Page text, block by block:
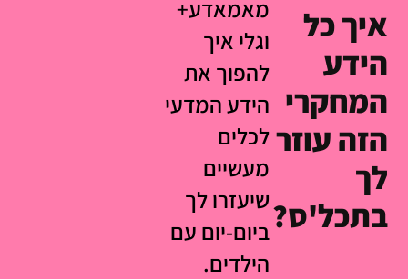
איך כל
הידע
המחקרי
הזה עוזר
לך
בתכל'ס?
מאמאדע+
וגלי איך
להפוך את
הידע המדעי
לכלים
מעשיים
שיעזרו לך
ביום-יום עם
הילדים.